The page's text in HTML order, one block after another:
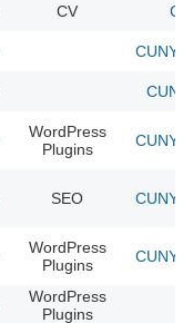
CV
CUNY
WordPress
Plugins
CUNY
SEO CUNY
WordPress
Plugins
CUNY
WordPress
Plugins